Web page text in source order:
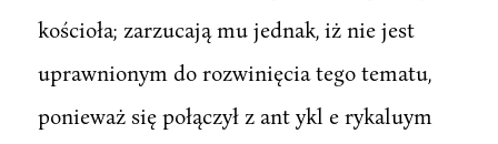
kościoła; zarzucają mu jednak, iż nie jest
uprawnionym do rozwinięcia tego tematu,
ponieważ się połączył z ant ykl e rykaluym